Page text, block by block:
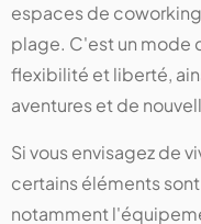
espaces de
plage. C'est un mode
flexibilité et liberté,
aventures et de
Si vous envisagez de
certains éléments
notamment